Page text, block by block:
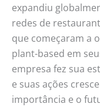
expandiu
redes de
que começaram a
plant-based em
empresa fez sua
e suas ações
importância e o